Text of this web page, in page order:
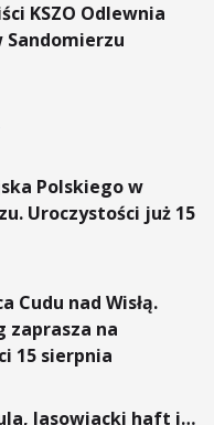
KSZO Odlewnia
Polskiego w
Uroczystości już 15
Cudu nad Wisłą.
zaprasza na
15 sierpnia
lasowiacki haft i…